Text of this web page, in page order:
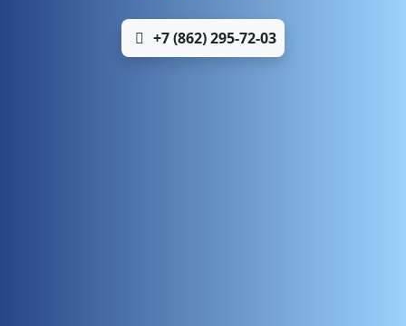
+7 (862) 295-72-03